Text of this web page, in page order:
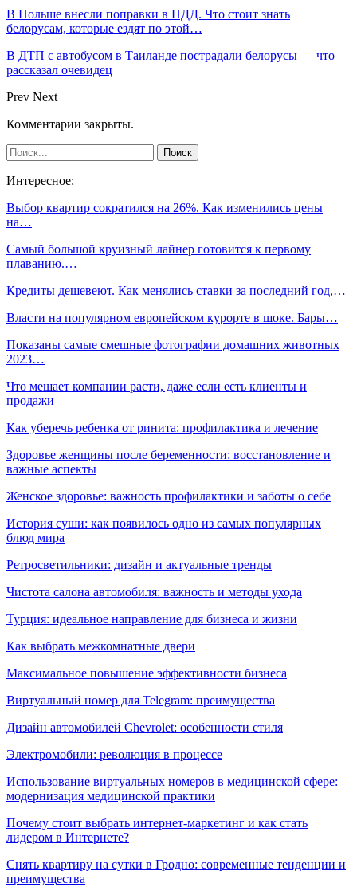
В Польше внесли поправки в ПДД. Что стоит знать
белорусам, которые ездят по этой…
В ДТП с автобусом в Таиланде пострадали белорусы — что
рассказал очевидец
Prev Next
Комментарии закрыты.
Интересное:
Выбор квартир сократился на 26%. Как изменились цены
на…
Самый большой круизный лайнер готовится к первому
плаванию.…
Кредиты дешевеют. Как менялись ставки за последний год,…
Власти на популярном европейском курорте в шоке. Бары…
Показаны самые смешные фотографии домашних животных
2023…
Что мешает компании расти, даже если есть клиенты и
продажи
Как уберечь ребенка от ринита: профилактика и лечение
Здоровье женщины после беременности: восстановление и
важные аспекты
Женское здоровье: важность профилактики и заботы о себе
История суши: как появилось одно из самых популярных
блюд мира
Ретросветильники: дизайн и актуальные тренды
Чистота салона автомобиля: важность и методы ухода
Турция: идеальное направление для бизнеса и жизни
Как выбрать межкомнатные двери
Максимальное повышение эффективности бизнеса
Виртуальный номер для Telegram: преимущества
Дизайн автомобилей Chevrolet: особенности стиля
Электромобили: революция в процессе
Использование виртуальных номеров в медицинской сфере:
модернизация медицинской практики
Почему стоит выбрать интернет-маркетинг и как стать
лидером в Интернете?
Снять квартиру на сутки в Гродно: современные тенденции и
преимущества